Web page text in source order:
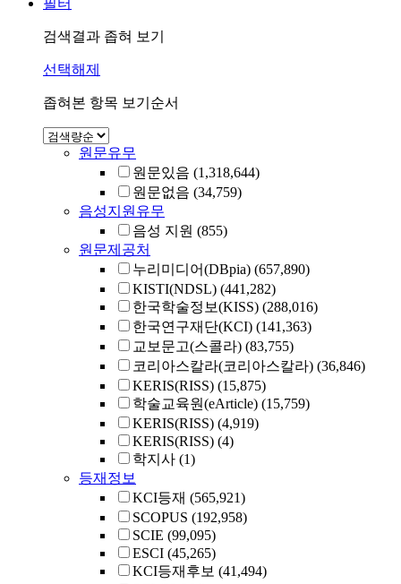
필터
검색결과 좁혀 보기
선택해제
좁혀본 항목 보기순서
원문유무
원문있음 (1,318,644)
원문없음 (34,759)
음성지원유무
음성 지원 (855)
원문제공처
누리미디어(DBpia) (657,890)
KISTI(NDSL) (441,282)
한국학술정보(KISS) (288,016)
한국연구재단(KCI) (141,363)
교보문고(스콜라) (83,755)
코리아스칼라(코리아스칼라) (36,846)
KERIS(RISS) (15,875)
학술교육원(eArticle) (15,759)
KERIS(RISS) (4,919)
KERIS(RISS) (4)
학지사 (1)
등재정보
KCI등재 (565,921)
SCOPUS (192,958)
SCIE (99,095)
ESCI (45,265)
KCI등재후보 (41,494)